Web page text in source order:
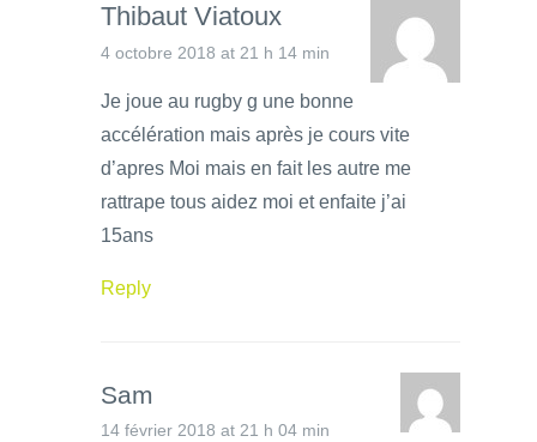
Thibaut Viatoux
4 octobre 2018 at 21 h 14 min
Je joue au rugby g une bonne
accélération mais après je cours vite
d’apres Moi mais en fait les autre me
rattrape tous aidez moi et enfaite j’ai
15ans
Reply
Sam
14 février 2018 at 21 h 04 min